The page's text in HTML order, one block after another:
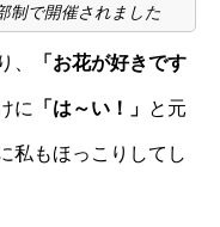
制で開催されました
、 「お花が好きです
に 「は～い！」 と元
私もほっこりしてし